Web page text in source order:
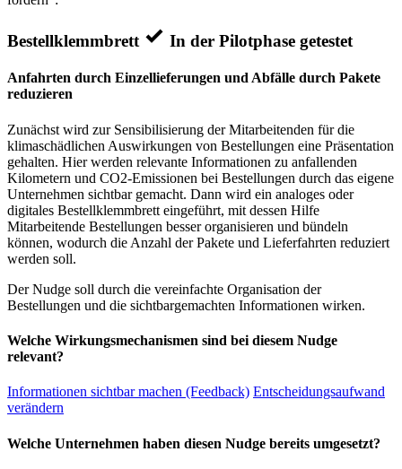
Bestellklemmbrett In der Pilotphase getestet
Anfahrten durch Einzellieferungen und Abfälle durch Pakete
reduzieren
Zunächst wird zur Sensibilisierung der Mitarbeitenden für die
klimaschädlichen Auswirkungen von Bestellungen eine Präsentation
gehalten. Hier werden relevante Informationen zu anfallenden
Kilometern und CO2-Emissionen bei Bestellungen durch das eigene
Unternehmen sichtbar gemacht. Dann wird ein analoges oder
digitales Bestellklemmbrett eingeführt, mit dessen Hilfe
Mitarbeitende Bestellungen besser organisieren und bündeln
können, wodurch die Anzahl der Pakete und Lieferfahrten reduziert
werden soll.
Der Nudge soll durch die vereinfachte Organisation der
Bestellungen und die sichtbargemachten Informationen wirken.
Welche Wirkungsmechanismen sind bei diesem Nudge
relevant?
Informationen sichtbar machen (Feedback) Entscheidungsaufwand
verändern
Welche Unternehmen haben diesen Nudge bereits umgesetzt?